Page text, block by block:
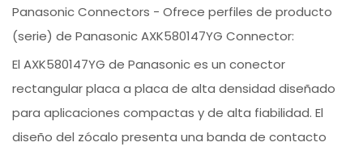
Panasonic Connectors - Ofrece perfiles de producto
(serie) de Panasonic AXK580147YG Connector:
El AXK580147YG de Panasonic es un conector
rectangular placa a placa de alta densidad diseñado
para aplicaciones compactas y de alta fiabilidad. El
diseño del zócalo presenta una banda de contacto